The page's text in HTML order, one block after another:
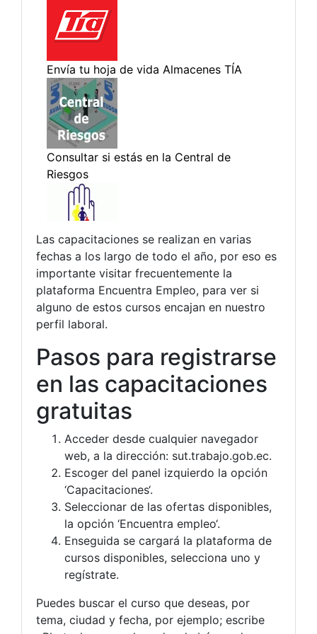
Las capacitaciones se realizan en varias
fechas a los largo de todo el año, por eso es
importante visitar frecuentemente la
plataforma Encuentra Empleo, para ver si
alguno de estos cursos encajan en nuestro
perfil laboral.
Pasos para registrarse
en las capacitaciones
gratuitas
Acceder desde cualquier navegador
web, a la dirección: sut.trabajo.gob.ec.
Escoger del panel izquierdo la opción
‘Capacitaciones‘.
Seleccionar de las ofertas disponibles,
la opción ‘Encuentra empleo‘.
Enseguida se cargará la plataforma de
cursos disponibles, selecciona uno y
regístrate.
Puedes buscar el curso que deseas, por
tema, ciudad y fecha, por ejemplo; escribe